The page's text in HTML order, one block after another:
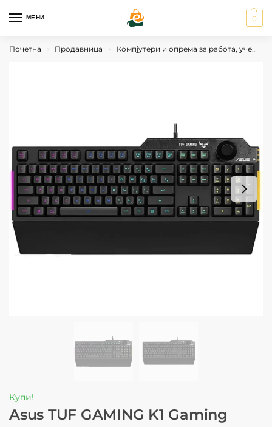
МЕНИ 0
Почетна › Продавница › Компјутери и опрема за работа, учење и гејминг
Купи!
Asus TUF GAMING K1 Gaming